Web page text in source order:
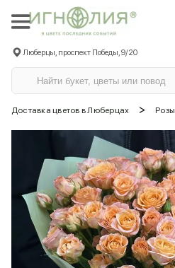
Люберцы, проспект Победы, 9/20
Доставка цветов в Люберцах > Розы